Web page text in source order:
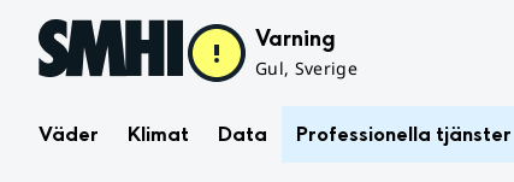
Hoppa till sidans innehåll Varning
Gul, Sverige
Väder Klimat Data Professionella tjänster